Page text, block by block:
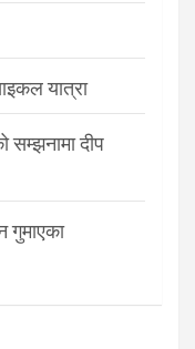
यात्रा
सम्झनामा दीप
गुमाएका